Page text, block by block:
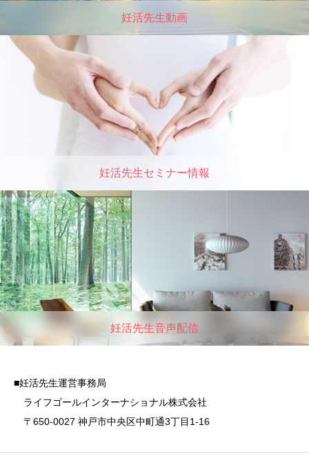
妊活先生動画
妊活先生セミナー情報
妊活先生音声配信
■妊活先生運営事務局
ライフゴールインターナショナル株式会社
〒650-0027 神戸市中央区中町通3丁目1-16